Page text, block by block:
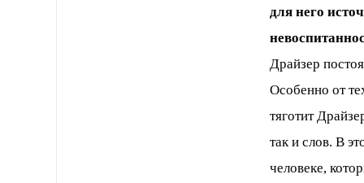
для него
Драйзер
Особенно от
тяготит
так и слов. В
человеке,